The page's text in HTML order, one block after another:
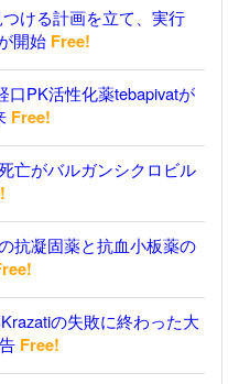
ける計画を立て、実行
開始 Free!
口PK活性化薬tebapivatが
Free!
亡がバルガンシクロビル
抗凝固薬と抗血小板薬の
の失敗に終わった大
Free!